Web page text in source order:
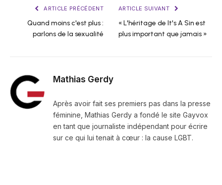
ARTICLE PRÉCÉDENT
Quand moins c'est plus :
parlons de la sexualité
ARTICLE SUIVANT
« L'héritage de It's A Sin est
plus important que jamais »
Mathias Gerdy
Après avoir fait ses premiers pas dans la presse
féminine, Mathias Gerdy a fondé le site Gayvox
en tant que journaliste indépendant pour écrire
sur ce qui lui tenait à cœur : la cause LGBT.